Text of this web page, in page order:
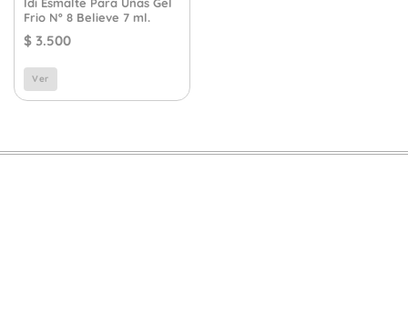
Idi Esmalte Para Uñas Gel
Frio Nº 8 Believe 7 ml.
$ 3.500
Ver